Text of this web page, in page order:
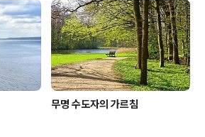
무명 수도자의 가르침